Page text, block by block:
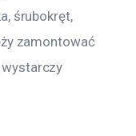
śrubokręt,
zamontować